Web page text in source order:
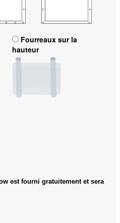
Fourreaux sur la
hauteur
est fourni gratuitement et sera